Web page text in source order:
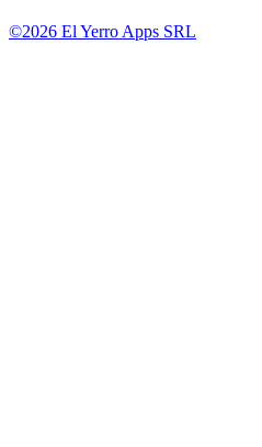
©2026 El Yerro Apps SRL